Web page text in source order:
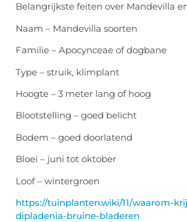
Belangrijkste feiten over Mandevilla
Naam – Mandevilla soorten
Familie – Apocynceae of dogbane
Type – struik, klimplant
Hoogte – 3 meter lang of hoog
Blootstelling – goed belicht
Bodem – goed doorlatend
Bloei – juni tot oktober
Loof – wintergroen
https://tuinplanten.wiki/11/waarom-
dipladenia-bruine-bladeren